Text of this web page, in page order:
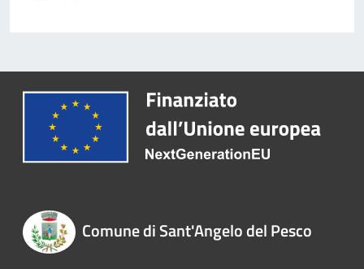
Comune di Sant'Angelo del Pesco